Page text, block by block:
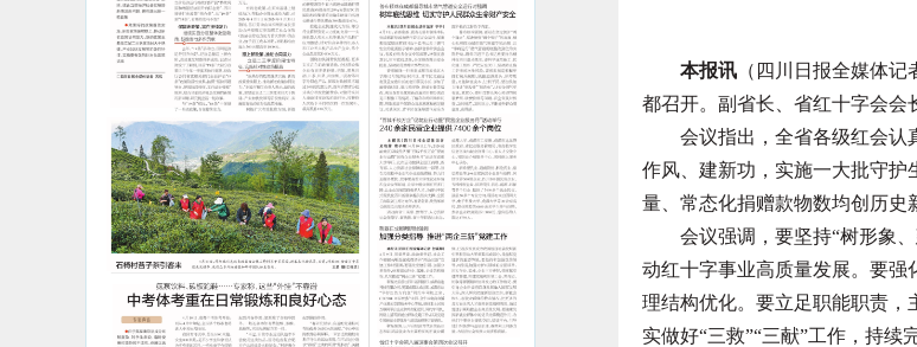
本报讯 （四川日报全媒体
都召开。副省长、省红十字会会
会议指出，全省各级红会认真
作风、建新功，实施一大批守护
量、常态化捐赠款物数均创历史
会议强调，要坚持“树形象、
动红十字事业高质量发展。要强
理结构优化。要立足职能职责，
实做好“三救”“三献”工作，持